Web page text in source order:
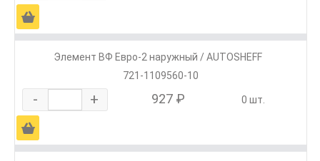
Ä
Элемент ВФ Евро-2 наружный / AUTOSHEFF
721-1109560-10
- + 927 ₽ 0 шт.
Ä